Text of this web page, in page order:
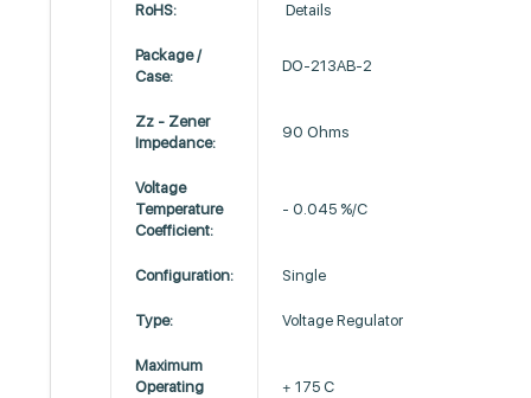
RoHS: Details
Package /
Case:
DO-213AB-2
Zz - Zener
Impedance:
90 Ohms
Voltage
Temperature
Coefficient:
- 0.045 %/C
Configuration: Single
Type: Voltage Regulator
Maximum
Operating
+ 175 C